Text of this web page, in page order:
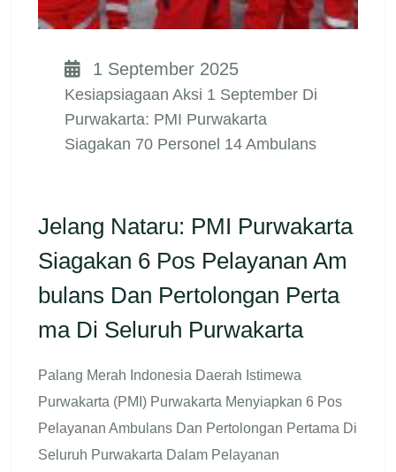
1 September 2025
Kesiapsiagaan Aksi 1 September Di
Purwakarta: PMI Purwakarta
Siagakan 70 Personel 14 Ambulans
Jelang Nataru: PMI Purwakarta
Siagakan 6 Pos Pelayanan Am
Bulans Dan Pertolongan Perta
Ma Di Seluruh Purwakarta
Palang Merah Indonesia Daerah Istimewa
Purwakarta (PMI) Purwakarta Menyiapkan 6 Pos
Pelayanan Ambulans Dan Pertolongan Pertama Di
Seluruh Purwakarta Dalam Pelayanan